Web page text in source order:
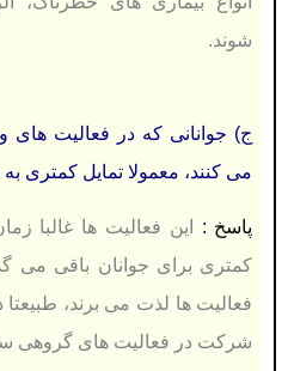
شوند.
ج) جوانانی كه در فعالیت
می كنند، معمولا تمايل كمتری
پاسخ :
فعالیت ها لذت می برند،
شركت در فعالیت های گروهی